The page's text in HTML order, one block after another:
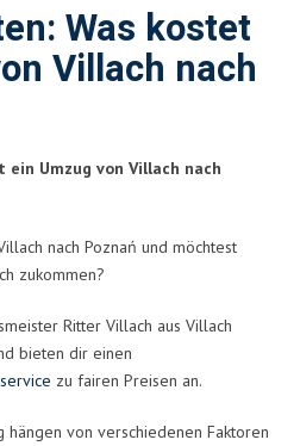
Was kostet
Villach nach
ein Umzug von Villach nach
nach Poznań und möchtest
zukommen?
Ritter Villach aus Villach
bieten dir einen
zu fairen Preisen an.
hängen von verschiedenen Faktoren